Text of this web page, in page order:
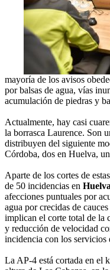
mayoría de los avisos
por balsas de agua, vías
acumulación de piedras y
Actualmente, hay casi
la borrasca Laurence. Son
distribuyen del siguiente
Córdoba, dos en Huelva,
Aparte de los cortes de
de 50 incidencias en Huelva
afecciones puntuales por
agua por crecidas de
implican el corte total de la
y reducción de velocidad
incidencia con los servicios
La AP-4 está cortada en el